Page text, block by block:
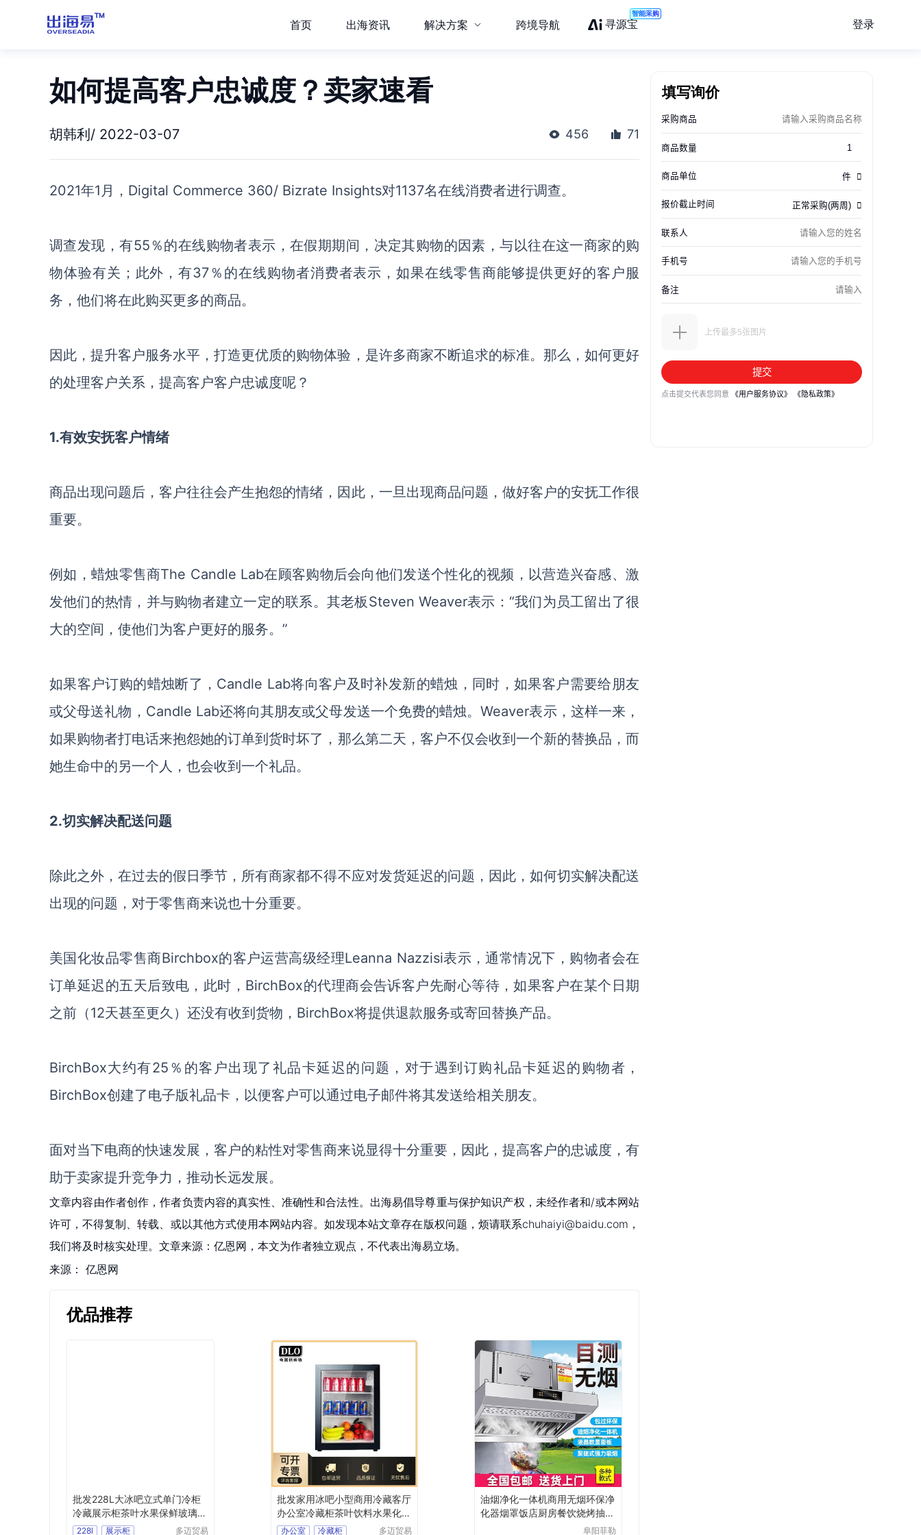
首页 出海资讯 解决方案 跨境导航 寻源宝
智能采购
登录
如何提高客户忠诚度？卖家速看
胡韩利/ 2022-03-07 456 71
2021年1月 ， Digital Commerce 360/ Bizrate Insights对1137名在线消费者进行调查。
调查发现 ，有55％的在线购物者表示，在假期期间，决定其购物的因素，与以往在这一商家的购
物体验有关； 此外，有37％的在线购物者消费者表示，如果在线零售商能够提供更好的客户服
务，他们将在此购买更多的商品。
因此，提升客户服务水平，打造更优质的购物体验， 是许多商家不断追求的标准。那么，如何更好
的处理客户关系，提高客户客户忠诚度呢？
1.有效安抚客户情绪
商品出现问题后，客户往往会产生抱怨的情绪，因此，一旦出现商品问题，做好客户的安抚工作很
重要。
例如，蜡烛零售商The Candle Lab在顾客购物后会向他们发送个性化的视频，以营造兴奋感、激
发他们的热情 ， 并与购物者建立一定的联系。 其老板Steven Weaver表示：“我们为员工留出了很
大的空间，使他们为客户更好的服务。 ”
如果客户订购的蜡烛断了， Candle Lab将向客户及时补发新的蜡烛 ， 同时，如果客户需要给朋友
或父母送礼物， Candle Lab还将向其朋友或父母发送一个免费的蜡烛。Weaver表示，这样一来，
如果购物者打电话来抱怨她的订单到货时坏了， 那么第二天， 客户不仅会收到一个新的替换品，而
她生命中的另一个人 ， 也会收到一个礼品。
2.切实解决配送问题
除此之外，在过去的假日季节，所有商家都不得不应对发货延迟的问题，因此，如何切实解决配送
出现的问题，对于零售商来说也十分重要。
美国化妆品零售商Birchbox的客户运营高级经理Leanna Nazzisi表示，通常情况下，购物者会在
订单延迟的五天后致电，此时，BirchBox的代理商会告诉客户先耐心等待，如果客户在某个日期
之前（12天甚至更久）还没有收到货物，BirchBox将提供退款服务或寄回替换产品。
BirchBox大约有25％的客户出现了礼品卡延迟的问题，对于遇到订购礼品卡延迟的购物者，
BirchBox创建了电子版礼品卡，以便客户可以通过电子邮件将其发送给相关朋友。
面对当下电商的快速发展，客户的粘性对零售商来说显得十分重要，因此，提高客户的忠诚度，有
助于卖家提升竞争力，推动长远发展。
文章内容由作者创作，作者负责内容的真实性、准确性和合法性。出海易倡导尊重与保护知识产权，未经作者和/或本网站
许可，不得复制、转载、或以其他方式使用本网站内容。如发现本站文章存在版权问题，烦请联系chuhaiyi@baidu.com，
我们将及时核实处理。文章来源：亿恩网，本文为作者独立观点，不代表出海易立场。
来源： 亿恩网
优品推荐
批发228L大冰吧立式单门冷柜
冷藏展示柜茶叶水果保鲜玻璃门
陈列柜
228l 展示柜 多迈贸易
批发家用冰吧小型商用冷藏客厅
办公室冷藏柜茶叶饮料水果化妆
品柜
办公室 冷藏柜 多迈贸易
油烟净化一体机商用无烟环保净
化器烟罩饭店厨房餐饮烧烤抽油
阜阳菲勒
填写询价